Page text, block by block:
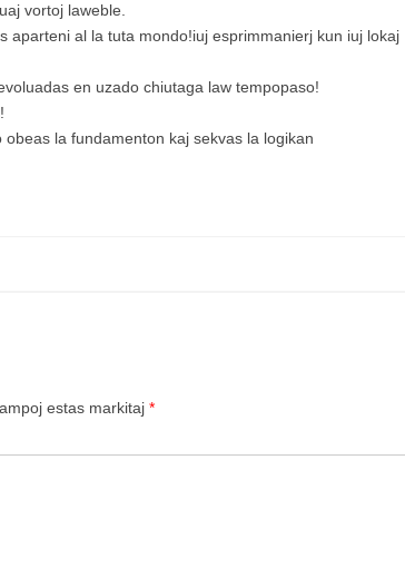
vortoj laweble.
aparteni al la tuta mondo!iuj esprimmanierj kun iuj lokaj
en uzado chiutaga law tempopaso!
la fundamenton kaj sekvas la logikan
estas markitaj *